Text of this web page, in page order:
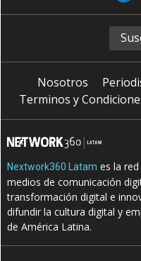
Nosotros
Terminos y
Nextwork360 Latam es la
medios de comunicación
transformación digital e
difundir la cultura digital y
de América Latina.